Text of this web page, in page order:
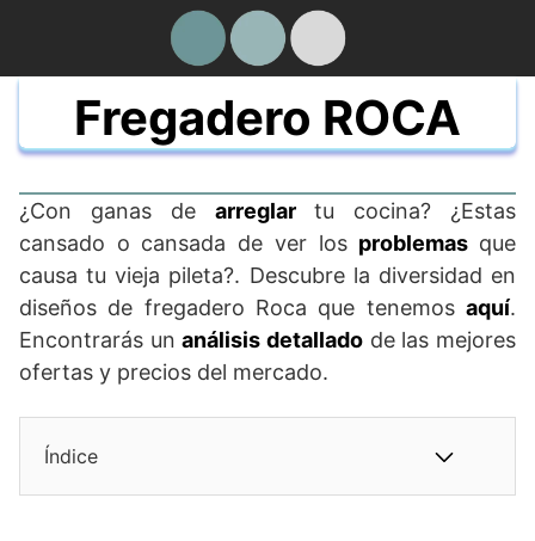
contenido
Fregadero ROCA
¿Con ganas de arreglartu cocina? ¿Estas
cansado o cansada de ver los problemas que
causa tu vieja pileta?. Descubre la diversidad en
diseños de fregadero Roca que tenemos aquí.
Encontrarás unanálisis detallado de las mejores
ofertas y precios del mercado.
Índice